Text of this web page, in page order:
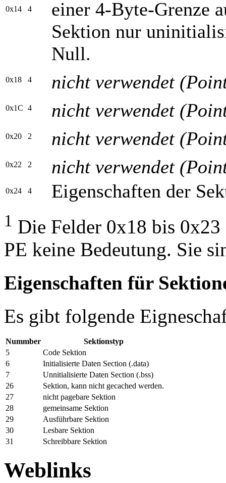
0x14 4
einer 4-Byte-Grenze
Sektion nur
Null.
0x18 4 nicht verwendet
0x1C 4 nicht verwendet
0x20 2 nicht verwendet
0x22 2 nicht verwendet
0x24 4 Eigenschaften der
1 Die Felder 0x18 bis 0x23
PE keine Bedeutung. Sie
Eigenschaften für
Es gibt folgende
Nummber
Sektionstyp
5
Code Sektion
6
Initialisierte Daten Section (.data)
7
Unnitialisierte Daten Section (.bss)
26
Sektion, kann nicht gecached werden.
27
nicht pagebare Sektion
28
gemeinsame Sektion
29
Ausführbare Sektion
30
Lesbare Sektion
31
Schreibbare Sektion
Weblinks